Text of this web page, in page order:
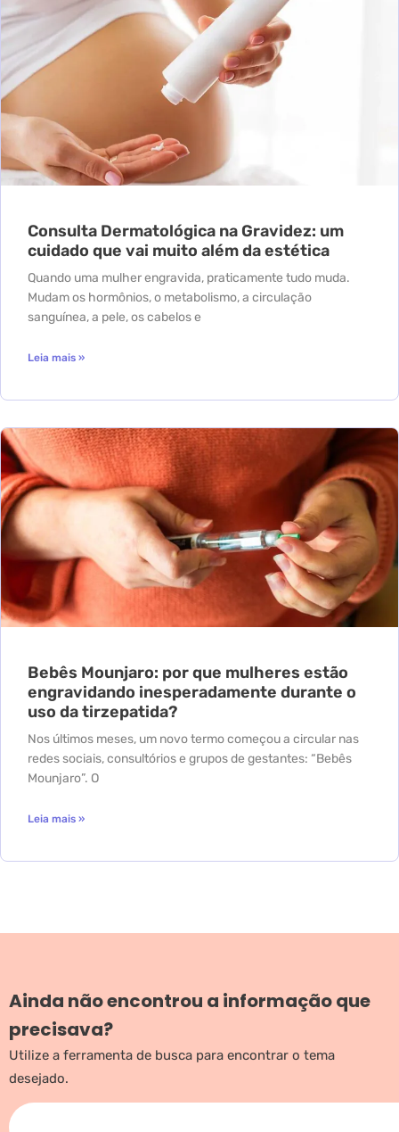
Consulta Dermatológica na Gravidez: um
cuidado que vai muito além da estética
Quando uma mulher engravida, praticamente tudo muda.
Mudam os hormônios, o metabolismo, a circulação
sanguínea, a pele, os cabelos e
Leia mais »
Bebês Mounjaro: por que mulheres estão
engravidando inesperadamente durante o
uso da tirzepatida?
Nos últimos meses, um novo termo começou a circular nas
redes sociais, consultórios e grupos de gestantes: “Bebês
Mounjaro”. O
Leia mais »
Ainda não encontrou a informação que
precisava?
Utilize a ferramenta de busca para encontrar o tema
desejado.